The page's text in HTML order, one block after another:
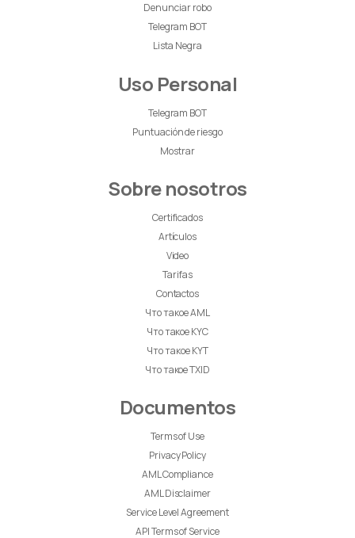
Denunciar robo
Telegram BOT
Lista Negra
Uso Personal
Telegram BOT
Puntuación de riesgo
Mostrar
Sobre nosotros
Certificados
Artículos
Video
Tarifas
Contactos
Что такое AML
Что такое KYC
Что такое KYT
Что такое TXID
Documentos
Terms of Use
Privacy Policy
AML Compliance
AML Disclaimer
Service Level Agreement
API Terms of Service